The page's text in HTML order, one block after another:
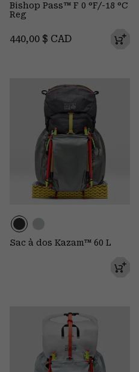
Bishop Pass™ F 0 °F/-18 °C
Reg
Regular price:
440,00 $ CAD
Sac à dos Kazam™ 60 L